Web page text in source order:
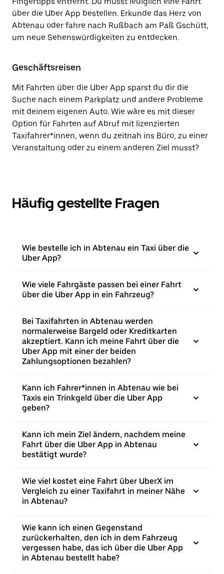
über die Uber App bestellen. Erkunde das Herz von
Abtenau oder fahre nach Rußbach am Paß Gschütt,
um neue Sehenswürdigkeiten zu entdecken.
Geschäftsreisen
Mit Fahrten über die Uber App sparst du dir die
Suche nach einem Parkplatz und andere Probleme
mit deinem eigenen Auto. Wie wäre es mit dieser
Option für Fahrten auf Abruf mit lizenzierten
Taxifahrer*innen, wenn du zeitnah ins Büro, zu einer
Veranstaltung oder zu einem anderen Ziel musst?
Häufig gestellte Fragen
Wie bestelle ich in Abtenau ein Taxi über die
Uber App?
Wie viele Fahrgäste passen bei einer Fahrt
über die Uber App in ein Fahrzeug?
Bei Taxifahrten in Abtenau werden
normalerweise Bargeld oder Kreditkarten
akzeptiert. Kann ich meine Fahrt über die
Uber App mit einer der beiden
Zahlungsoptionen bezahlen?
Kann ich Fahrer*innen in Abtenau wie bei
Taxis ein Trinkgeld über die Uber App
geben?
Kann ich mein Ziel ändern, nachdem meine
Fahrt über die Uber App in Abtenau
bestätigt wurde?
Wie viel kostet eine Fahrt über UberX im
Vergleich zu einer Taxifahrt in meiner Nähe
in Abtenau?
Wie kann ich einen Gegenstand
zurückerhalten, den ich in dem Fahrzeug
vergessen habe, das ich über die Uber App
in Abtenau bestellt habe?